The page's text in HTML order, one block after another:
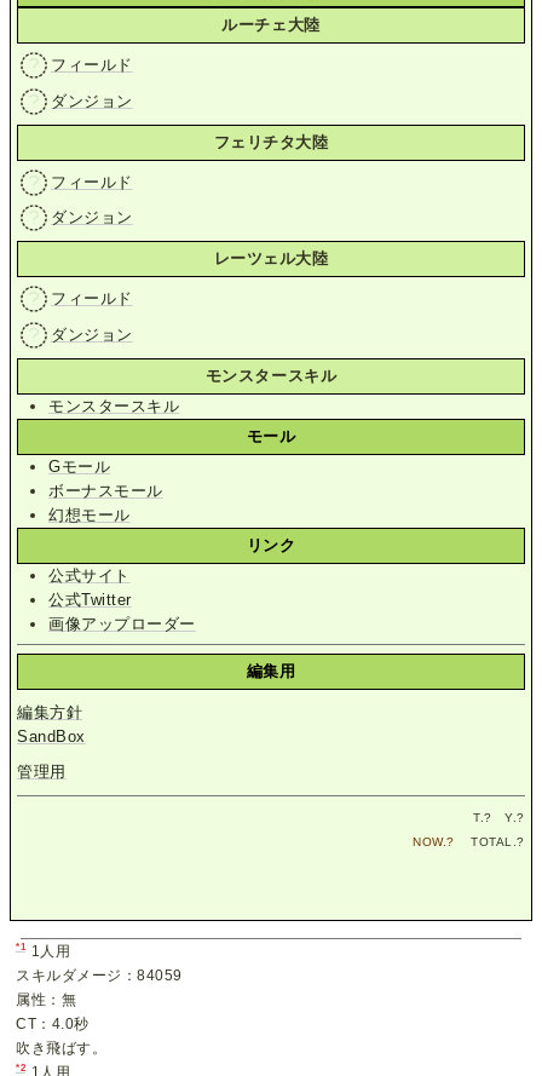
ルーチェ大陸
フィールド
ダンジョン
フェリチタ大陸
フィールド
ダンジョン
レーツェル大陸
フィールド
ダンジョン
モンスタースキル
モンスタースキル
モール
Gモール
ボーナスモール
幻想モール
リンク
公式サイト
公式Twitter
画像アップローダー
編集用
編集方針
SandBox
管理用
T.? Y.?
NOW.? TOTAL.?
*1
1人用
スキルダメージ：84059
属性：無
CT：4.0秒
吹き飛ばす。
*2 1人用